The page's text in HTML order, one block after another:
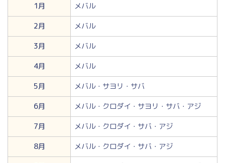
1月
メバル
2月
メバル
3月
メバル
4月
メバル
5月
メバル・サヨリ・サバ
6月
メバル・クロダイ・サヨリ・サバ・アジ
7月
メバル・クロダイ・サバ・アジ
8月
メバル・クロダイ・サバ・アジ